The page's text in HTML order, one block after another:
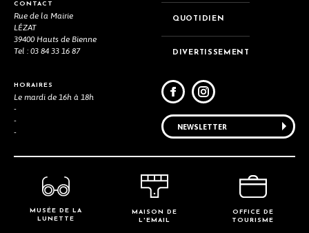
CONTACT
Rue de la Mairie
LÉZAT
39400 Hauts de Bienne
Tel : 03 84 33 16 87
HORAIRES
Le mardi de 16h à 18h
-
-
-
MUSÉE DE LA
LUNETTE
MAISON DE
L'EMAIL
OFFICE DE
TOURISME
QUOTIDIEN
DIVERTISSEMENT
NEWSLETTER